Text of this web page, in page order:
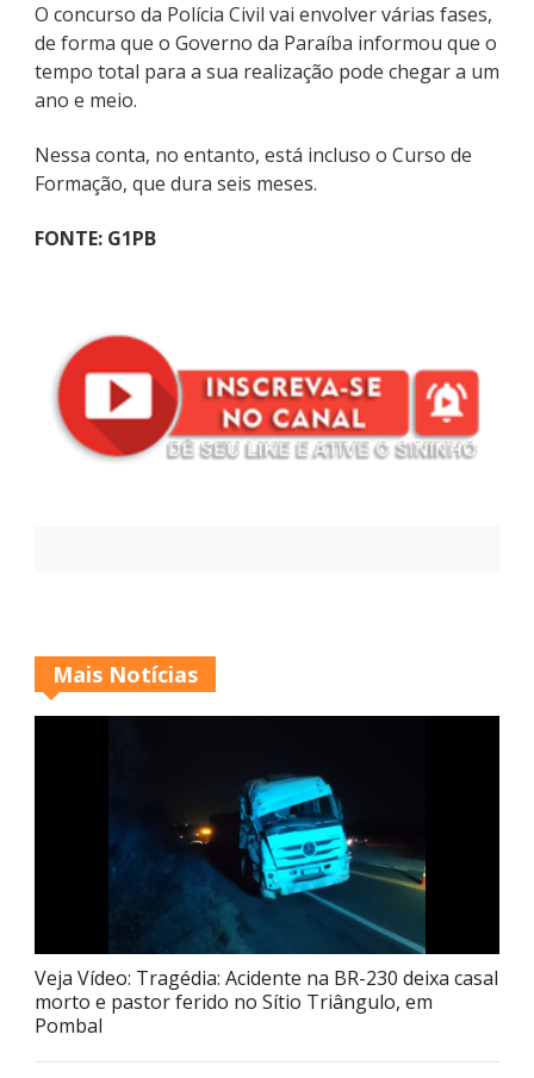
O concurso da Polícia Civil vai envolver várias fases,
de forma que o Governo da Paraíba informou que o
tempo total para a sua realização pode chegar a um
ano e meio.
Nessa conta, no entanto, está incluso o Curso de
Formação, que dura seis meses.
FONTE: G1PB
Mais Notícias
Veja Vídeo: Tragédia: Acidente na BR-230 deixa casal
morto e pastor ferido no Sítio Triângulo, em
Pombal